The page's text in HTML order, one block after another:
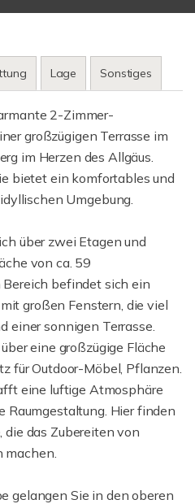
Lage Sonstiges
2-Zimmer-
großzügigen Terrasse im
im Herzen des Allgäus.
bietet ein komfortables und
Umgebung.
über zwei Etagen und
von ca. 59
befindet sich ein
großen Fenstern, die viel
einer sonnigen Terrasse.
eine großzügige Fläche
für Outdoor-Möbel, Pflanzen.
eine luftige Atmosphäre
Raumgestaltung. Hier finden
die das Zubereiten von
machen.
gelangen Sie in den oberen